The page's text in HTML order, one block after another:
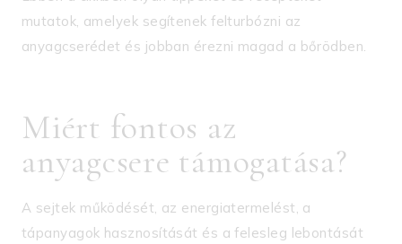
mutatok, amelyek segítenek felturbózni az
anyagcserédet és jobban érezni magad a bőrödben.
Miért fontos az
anyagcsere támogatása?
A sejtek működését, az energiatermelést, a
tápanyagok hasznosítását és a felesleg lebontását